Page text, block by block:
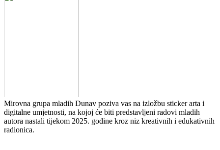
Mirovna grupa mladih Dunav poziva vas na izložbu sticker arta i
digitalne umjetnosti, na kojoj će biti predstavljeni radovi mladih
autora nastali tijekom 2025. godine kroz niz kreativnih i edukativnih
radionica.